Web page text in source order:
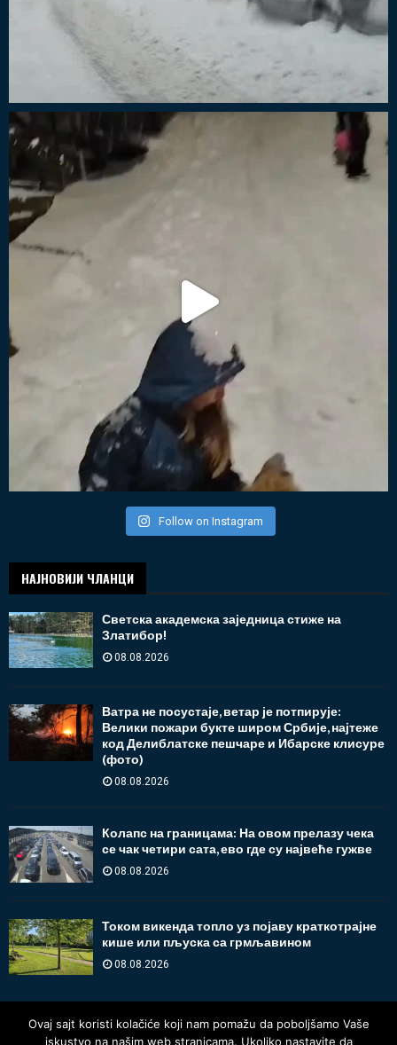
Follow on Instagram
НАЈНОВИЈИ ЧЛАНЦИ
Светска академска заједница стиже на
Златибор!
08.08.2026
Ватра не посустаје, ветар је потпирује:
Велики пожари букте широм Србије, најтеже
код Делиблатске пешчаре и Ибарске клисуре
(фото)
08.08.2026
Колапс на границама: На овом прелазу чека
се чак четири сата, ево где су највеће гужве
08.08.2026
Током викенда топло уз појаву краткотрајне
кише или пљуска са грмљавином
08.08.2026
Ovaj sajt koristi kolačiće koji nam pomažu da poboljšamo Vaše
iskustvo na našim web stranicama. Ukoliko nastavite da